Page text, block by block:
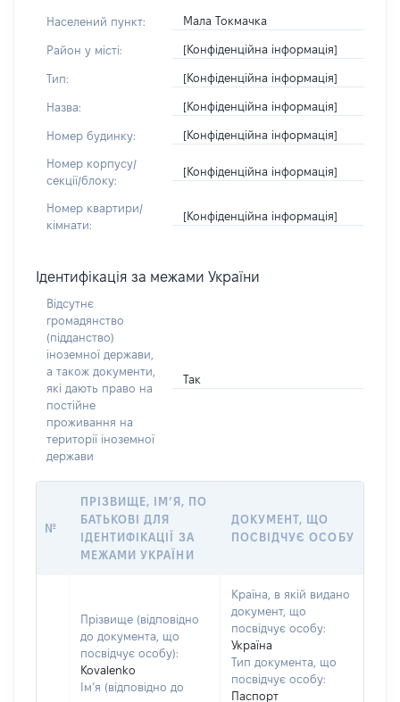
Населений пункт: Мала Токмачка
Район у місті: [Конфіденційна інформація]
Тип: [Конфіденційна інформація]
Назва: [Конфіденційна інформація]
Номер будинку: [Конфіденційна інформація]
Номер корпусу/
секції/блоку:
[Конфіденційна інформація]
Номер квартири/
кімнати:
[Конфіденційна інформація]
Ідентифікація за межами України
Відсутнє
громадянство
(підданство)
іноземної держави,
а також документи,
які дають право на
постійне
проживання на
території іноземної
держави
Так
№
ПРІЗВИЩЕ, ІМ’Я, ПО
БАТЬКОВІ ДЛЯ
ІДЕНТИФІКАЦІЇ ЗА
МЕЖАМИ УКРАЇНИ
ДОКУМЕНТ, ЩО
ПОСВІДЧУЄ ОСОБУ
Прізвище (відповідно
до документа, що
посвідчує особу):
Kovalenko
Ім’я (відповідно до
Країна, в якій видано
документ, що
посвідчує особу:
Україна
Тип документа, що
посвідчує особу:
Паспорт